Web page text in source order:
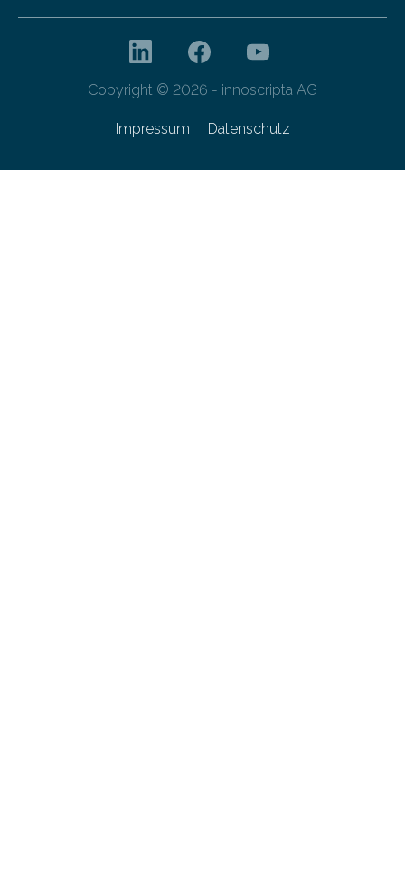
Copyright © 2026 - innoscripta AG
Impressum Datenschutz